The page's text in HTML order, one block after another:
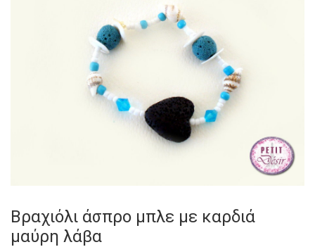
Βραχιόλι άσπρο μπλε με καρδιά
μαύρη λάβα